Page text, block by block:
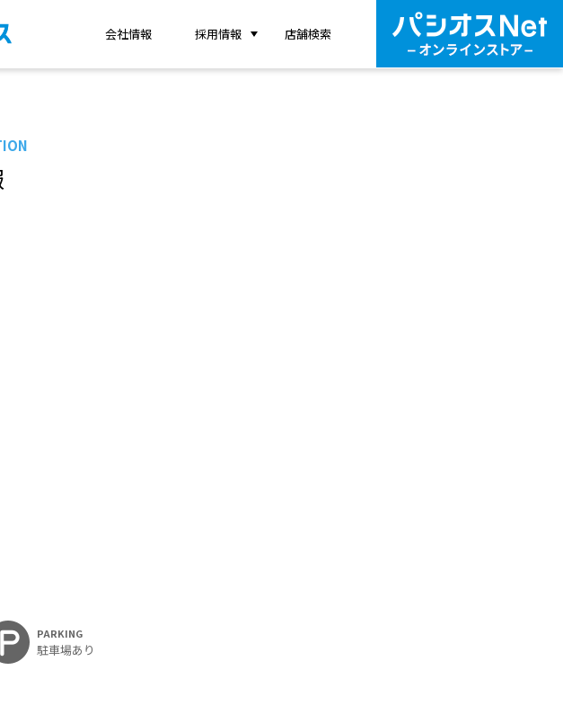
会社情報 採用情報 店舗検索
PARKING
駐車場あり